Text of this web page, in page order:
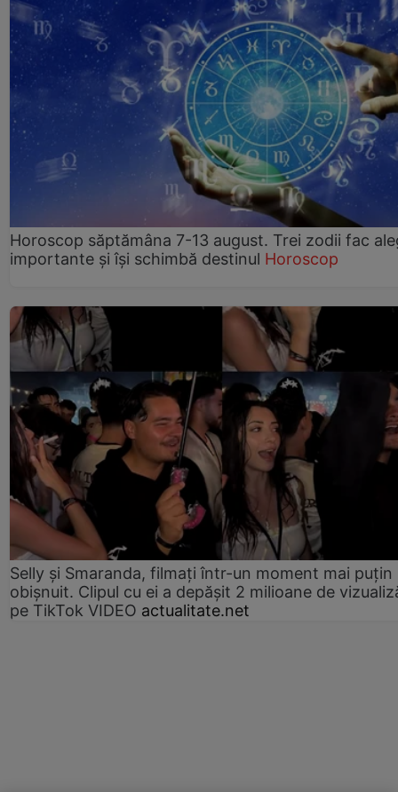
Horoscop săptămâna 7-13 august. Trei zodii fac
importante și își schimbă destinul Horoscop
Selly și Smaranda, filmați într-un moment mai puțin
obișnuit. Clipul cu ei a depășit 2 milioane de
pe TikTok VIDEO actualitate.net